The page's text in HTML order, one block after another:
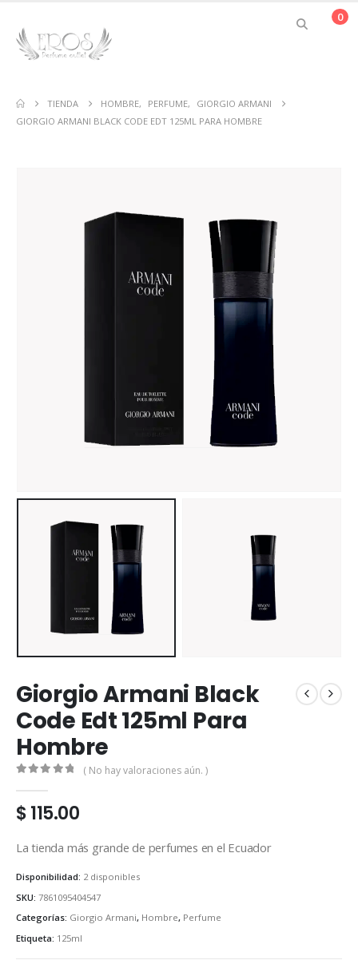
0
TIENDA HOMBRE, PERFUME,
GIORGIO ARMANI
GIORGIO ARMANI BLACK CODE EDT 125ML PARA HOMBRE
Giorgio Armani Black
Code Edt 125ml Para
Hombre
( No hay valoraciones aún. )
$115.00
La tienda más grande de perfumes en el Ecuador
Disponibilidad: 2 disponibles
SKU: 7861095404547
Categorías: Giorgio Armani, Hombre, Perfume
Etiqueta: 125ml